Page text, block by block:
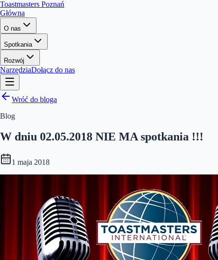
Toastmasters Poznań
Główna
O nas
Spotkania
Rozwój
NarzędziaDołącz do nas
Wróć do bloga
Blog
W dniu 02.05.2018 NIE MA spotkania !!!
1 maja 2018